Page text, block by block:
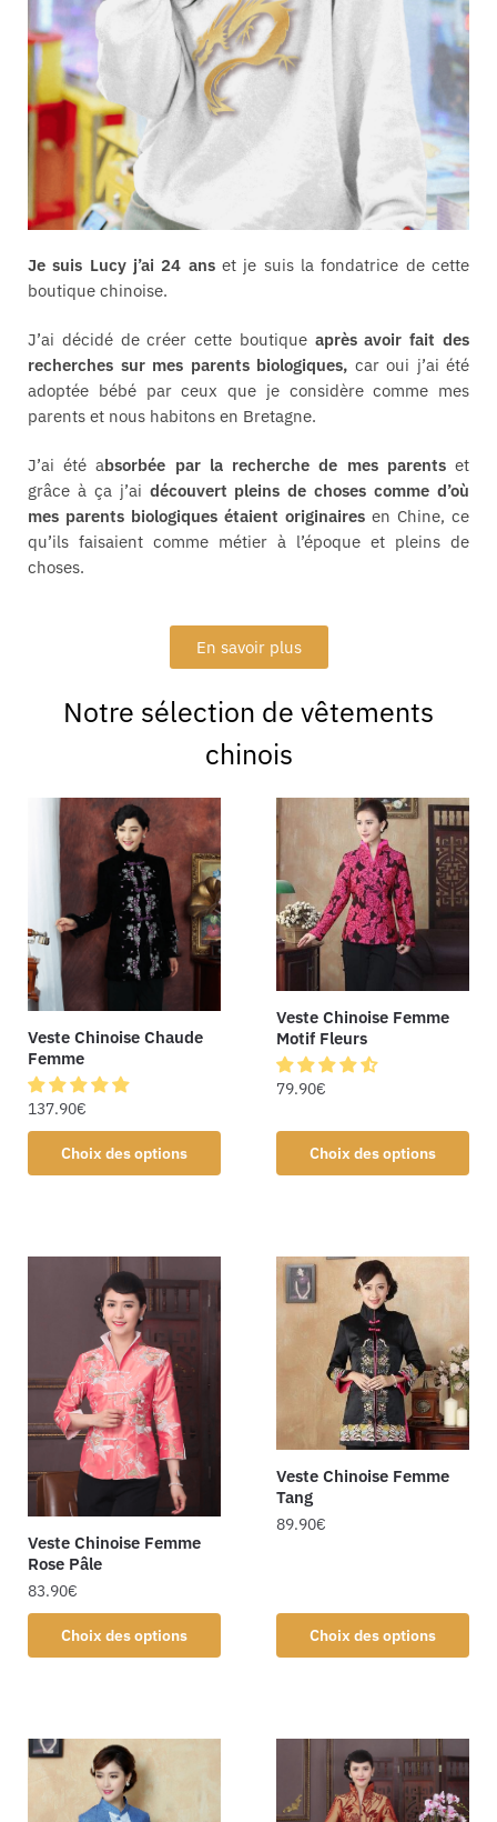
Je suis Lucy j’ai 24 anset je suis la fondatrice de cette
boutique chinoise.
J’ai décidé de créer cette boutique après avoir fait des
recherches sur mes parents biologiques, car oui j’ai été
adoptée bébé par ceux que je considère comme mes
parents et nous habitons en Bretagne.
J’ai été absorbée par la recherche de mes parentset
grâce à ça j’ai découvert pleins de choses comme d’où
mes parents biologiques étaient originaires en Chine, ce
qu’ils faisaient comme métier à l’époque et pleins de
choses.
En savoir plus
Notre sélection de vêtements
chinois
Veste Chinoise Chaude
Femme
137.90€
Choix des options
Veste Chinoise Femme
Motif Fleurs
79.90€
Choix des options
Veste Chinoise Femme
Rose Pâle
83.90€
Choix des options
Veste Chinoise Femme
Tang
89.90€
Choix des options